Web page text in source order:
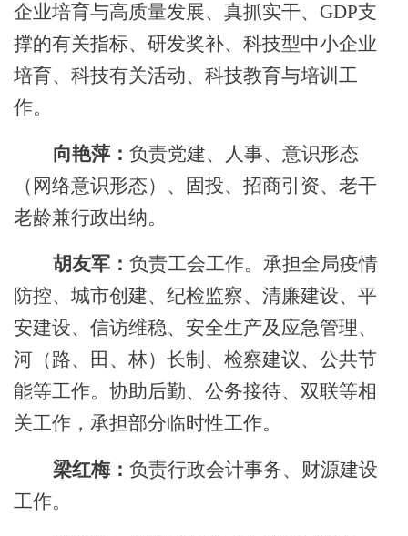
企业培育与高质量发展、真抓实干、GDP支
撑的有关指标、研发奖补、科技型中小企业
培育、科技有关活动、科技教育与培训工
作。
向艳萍： 负责党建、人事、意识形态
（网络意识形态）、固投、招商引资、老干
老龄兼行政出纳。
胡友军： 负责工会工作。承担全局疫情
防控、城市创建、纪检监察、清廉建设、平
安建设、信访维稳、安全生产及应急管理、
河（路、田、林）长制、检察建议、公共节
能等工作。协助后勤、公务接待、双联等相
关工作，承担部分临时性工作。
梁红梅： 负责行政会计事务、财源建设
工作。